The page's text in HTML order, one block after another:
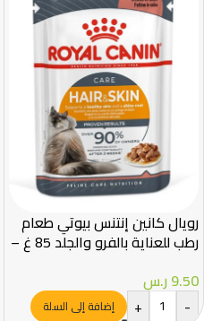
رويال كانين إنتنس بيوتي طعام
رطب للعناية بالفرو والجلد 85 غ –
9.50ر.س
-
+ إضافة إلى السلة